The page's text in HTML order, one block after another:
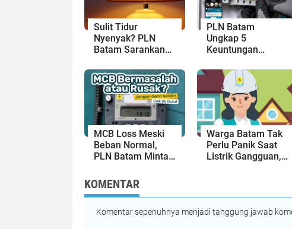
Sulit Tidur
Nyenyak? PLN
Batam Sarankan
Warna Hangat
PLN Batam
Ungkap 5
Keuntungan
Standar PUIL 2000
MCB Loss Meski
Beban Normal,
PLN Batam Minta
Lapor
Warga Batam Tak
Perlu Panik Saat
Listrik Gangguan,
KOMENTAR
Komentar sepenuhnya menjadi tanggung jawab